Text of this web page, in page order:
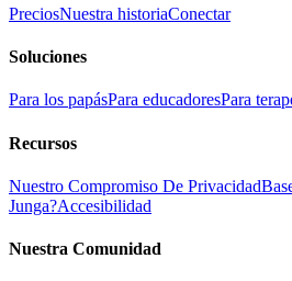
PreciosNuestra historiaConectar
Soluciones
Para los papásPara educadoresPara
Recursos
Nuestro Compromiso De Privacidad
Junga?Accesibilidad
Nuestra Comunidad